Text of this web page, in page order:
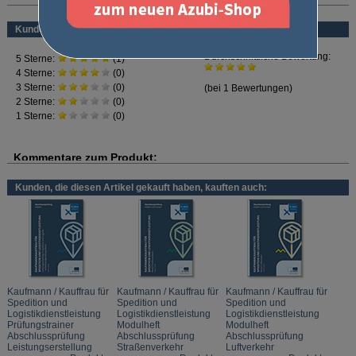
Straßenverkehr
Luftverkehr
Zoll und Außenhandel
Kaufmännische Steuerung
Dieses Modulheft bietet dir das perfekte Trainingsprogramm zur Vorbereitung
auf die schriftliche Abschlussprüfung im Prüfungsfach"Leistungserstellung in
Spedition und Logistik - Verkehrsträger Seeschifffahrt".
Dieses Prüfungsfach ist für alle Prüflinge relevant, die den Verkehrsträger
Seeschifffahrt gewählt haben.
Berücksichtigung unterschiedlicher Belege.
Inhalt:
Westeuropäische Häfen
Fahrtgebiete der Linienschifffahrt
Wichtige Seewege und Welthäfen
Betriebsformen
Containerrundläufe
Stückgutfrachtvertrag
Frachtberechnung bei CFR gem. Incoterms 2020
Haftung des Verfrachters
Konnossement
Havarie/Haverei
Fachbegriffe der Seeschifffahrt
Seefrachtberechnung
Kundenanfrage bearbeiten
Kundenbewertung
Kunden, die diesen Artikel gekauft haben, kauften auch:
Kaufmann / Kauffrau für
Spedition und
Logistikdienstleistung
Prüfungstrainer
Abschlussprüfung
Leistungserstellung
Kaufmann / Kauffrau für
Spedition und
Logistikdienstleistung
Modulheft
Abschlussprüfung
Straßenverkehr
Kaufmann / Kauffrau für
Spedition und
Logistikdienstleistung
Modulheft
Abschlussprüfung
Luftverkehr